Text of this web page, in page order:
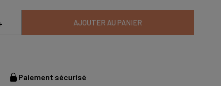
AJOUTER AU PANIER
Paiement sécurisé